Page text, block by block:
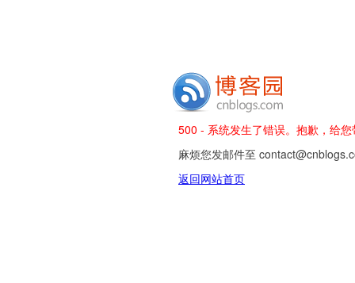
500 - 系统发生了错误。抱歉，给
麻烦您发邮件至
返回网站首页